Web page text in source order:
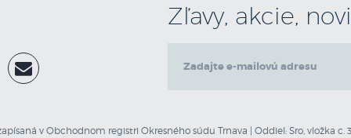
Zľavy, akcie,
v Obchodnom registri Okresného súdu Trnava | Oddiel: Sro, vložka c.